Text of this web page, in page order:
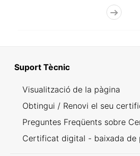
Suport Tècnic
Visualització de la pàgina
Obtingui / Renovi el seu
Preguntes Freqüents sobre
Certificat digital - baixada de